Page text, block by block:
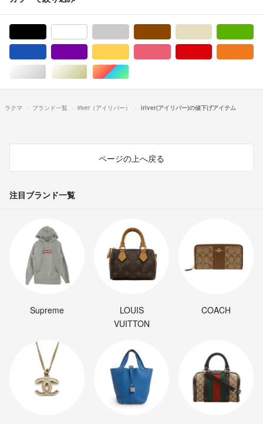
シルバー/銀色系ゴールド/金色系マルチカラー
ラクマ ブランド一覧 iriver（アイリバー） iriver(アイリバー)の値下げアイテム
ページの上へ戻る
注目ブランド一覧
Supreme
LOUIS
VUITTON
COACH